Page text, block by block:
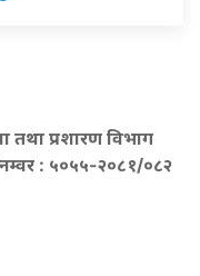
तथा प्रशारण विभाग
नम्वर : ५०५५-२०८१/०८२